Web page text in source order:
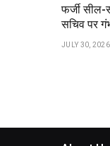
फर्जी
सचिव पर
JULY 30, 2026